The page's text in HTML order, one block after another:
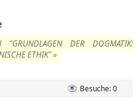
"GRUNDLAGEN DER DOGMATIK:
ETHIK" »
Besuche: 0